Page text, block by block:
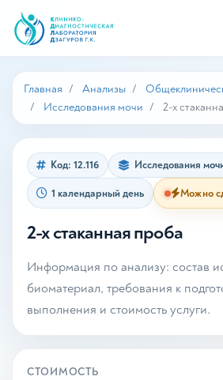
Главная Анализы
Исследования мочи
2-х
Код: 12.116 Исследования
1 календарный день Можно
2-х стаканная проба
Информация по анализу: состав
биоматериал, требования к
выполнения и стоимость услуги.
СТОИМОСТЬ